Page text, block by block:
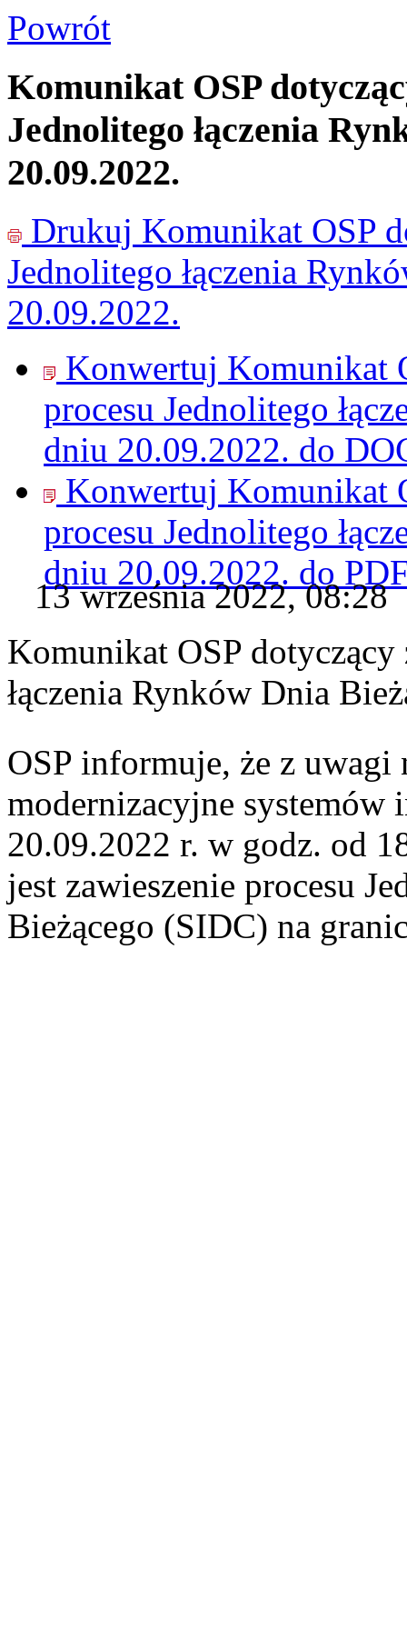
Powrót
Komunikat OSP
Jednolitego łączenia
20.09.2022.
Drukuj Komunikat OSP
Jednolitego łączenia
20.09.2022.
Konwertuj Komunikat
procesu Jednolitego
dniu 20.09.2022. do
Konwertuj Komunikat
procesu Jednolitego
dniu 20.09.2022. do
13 września 2022, 08:28
Komunikat OSP dotyczący
łączenia Rynków Dnia
OSP informuje, że z uwagi
modernizacyjne
20.09.2022 r. w godz. od
jest zawieszenie procesu
Bieżącego (SIDC) na